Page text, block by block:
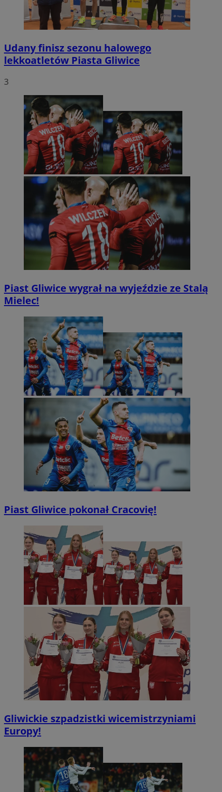
Udany finisz sezonu halowego
lekkoatletów Piasta Gliwice
3
Piast Gliwice wygrał na wyjeździe ze Stalą
Mielec!
Piast Gliwice pokonał Cracovię!
Gliwickie szpadzistki wicemistrzyniami
Europy!